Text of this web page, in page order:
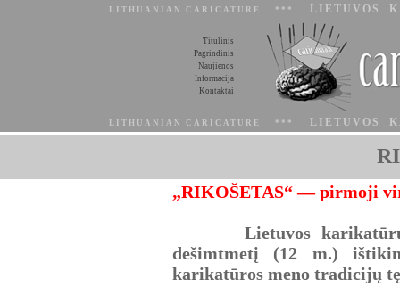
LITHUANIAN CARICATURE *** LIETUVOS
Titulinis
Pagrindinis
Naujienos
Informacija
Kontaktai
LITHUANIAN CARICATURE *** LIETUVOS
„RIKOŠETAS“ — pirmoji
Lietuvos karikatūrų
dešimtmetį (12 m.)
karikatūros meno tradicijų